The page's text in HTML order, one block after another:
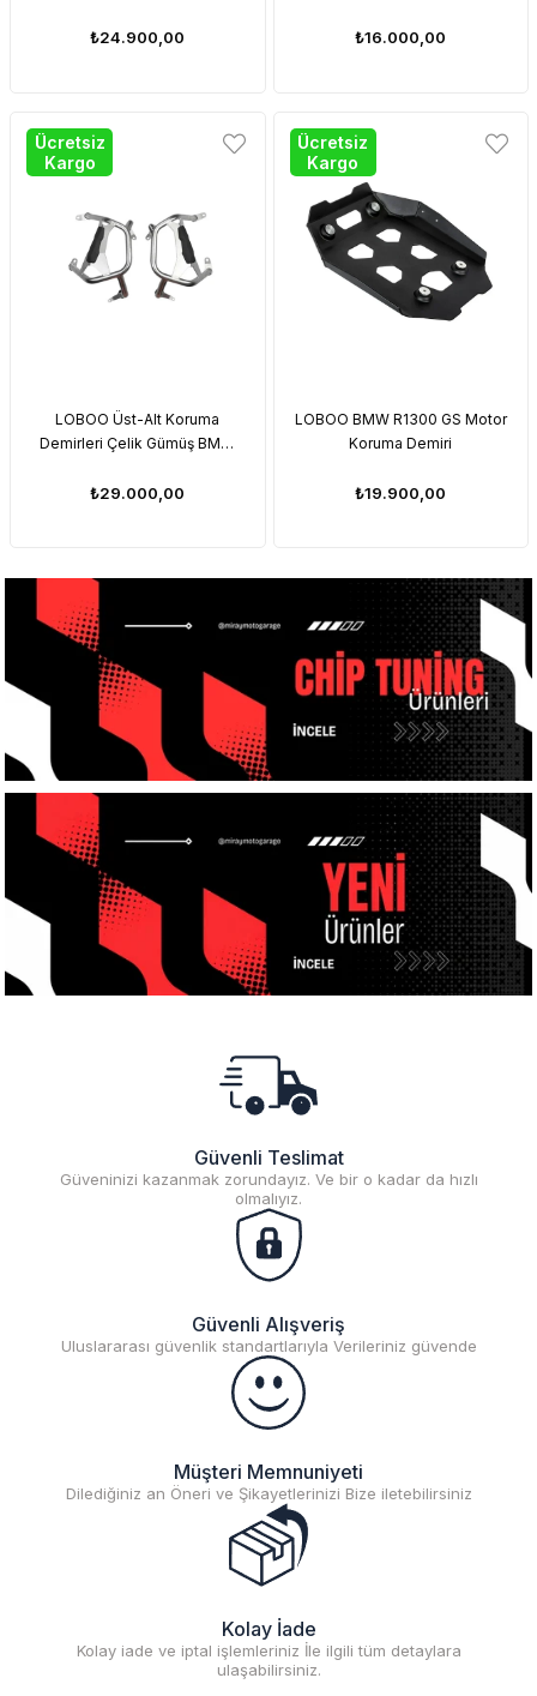
₺24.900,00 ₺16.000,00
LOBOO Üst-Alt Koruma
Demirleri Çelik Gümüş BMW
₺29.000,00
Ücretsiz
Kargo
LOBOO BMW R1300 GS Motor
Koruma Demiri
₺19.900,00
Ücretsiz
Kargo
Güvenli Teslimat
Güveninizi kazanmak zorundayız. Ve bir o kadar da hızlı
olmalıyız.
Güvenli Alışveriş
Uluslararası güvenlik standartlarıyla Verileriniz güvende
Müşteri Memnuniyeti
Dilediğiniz an Öneri ve Şikayetlerinizi Bize iletebilirsiniz
Kolay İade
Kolay iade ve iptal işlemleriniz İle ilgili tüm detaylara
ulaşabilirsiniz.